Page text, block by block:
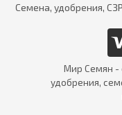
Семена, удобрения, СЗР
Мир Семян -
удобрения,